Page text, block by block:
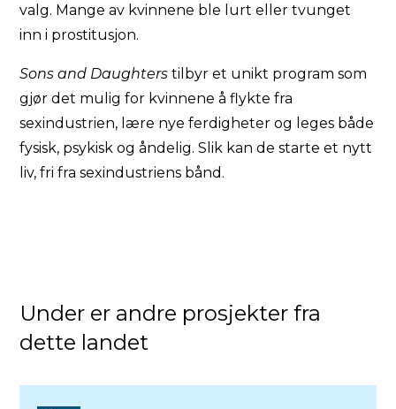
valg. Mange av kvinnene ble lurt eller tvunget
inn i prostitusjon.
Sons and Daughters tilbyr et unikt program som
gjør det mulig for kvinnene å flykte fra
sexindustrien, lære nye ferdigheter og leges både
fysisk, psykisk og åndelig. Slik kan de starte et nytt
liv, fri fra sexindustriens bånd.
Under er andre prosjekter fra
dette landet